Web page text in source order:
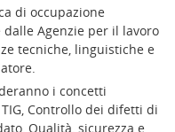
di occupazione
Agenzie per il lavoro
tecniche, linguistiche e
i concetti
Controllo dei difetti di
Qualità, sicurezza e